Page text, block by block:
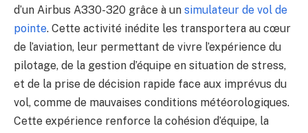
d’un Airbus A330-320 grâce à un simulateur de vol de
pointe. Cette activité inédite les transportera au cœur
de l’aviation, leur permettant de vivre l’expérience du
pilotage, de la gestion d’équipe en situation de stress,
et de la prise de décision rapide face aux imprévus du
vol, comme de mauvaises conditions météorologiques.
Cette expérience renforce la cohésion d’équipe, la